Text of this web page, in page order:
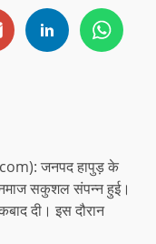
जनपद हापुड़ के
नमाज सकुशल संपन्न हुई।
दी। इस दौरान